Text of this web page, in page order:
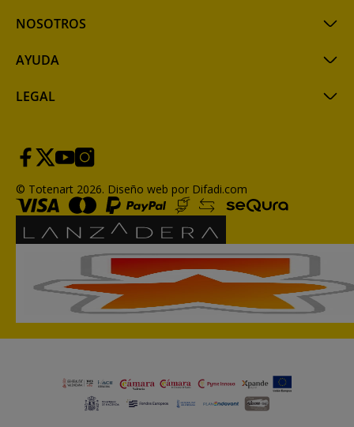
NOSOTROS
AYUDA
LEGAL
© Totenart 2026. Diseño web por Difadi.com